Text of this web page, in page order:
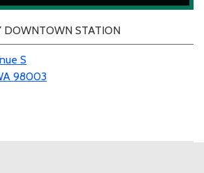
DOWNTOWN STATION
S
98003